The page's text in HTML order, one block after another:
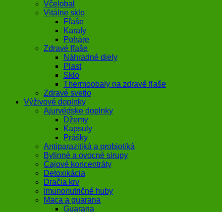
Včelobal
Vitálne sklo
Fľaše
Karafy
Poháre
Zdravé fľaše
Náhradné diely
Plast
Sklo
Thermoobaly na zdravé fľaše
Zdravé svetlo
Výživové doplnky
Ajurvédske doplnky
Džemy
Kapsuly
Prášky
Antiparazitiká a probiotiká
Bylinné a ovocné sirupy
Čajové koncentráty
Detoxikácia
Dračia krv
Imunonutričné huby
Maca a guarana
Guarana